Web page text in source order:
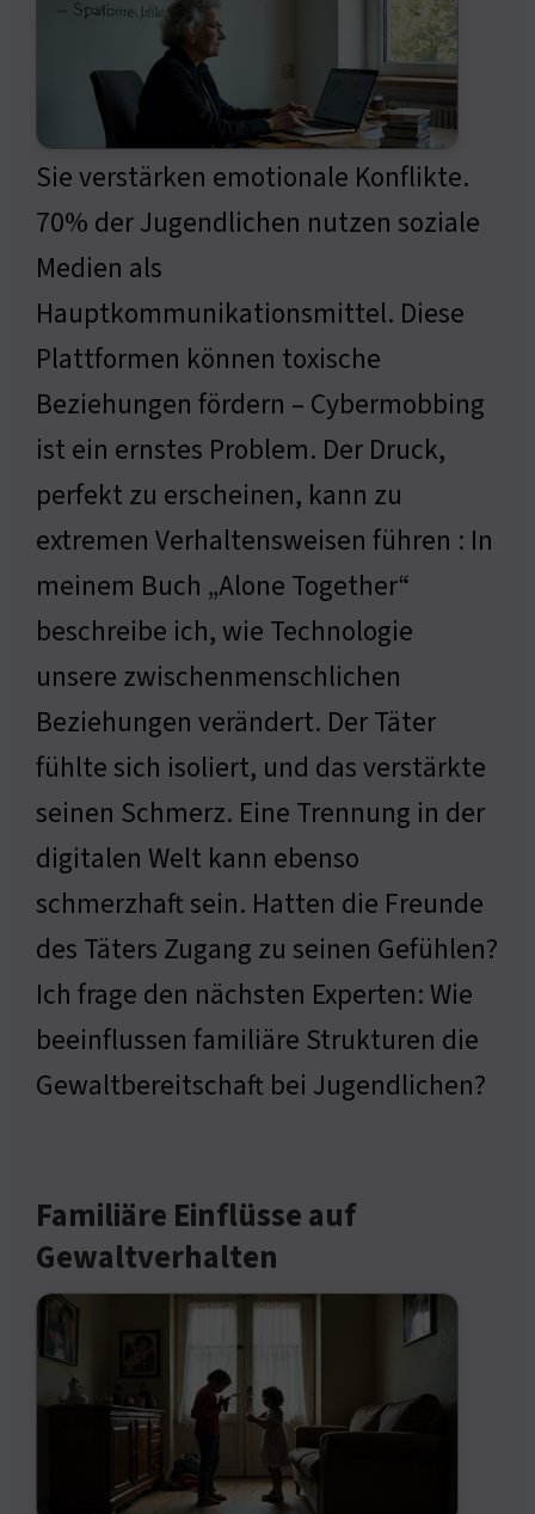
Sie verstärken emotionale Konflikte.
70% der Jugendlichen nutzen soziale
Medien als
Hauptkommunikationsmittel. Diese
Plattformen können toxische
Beziehungen fördern – Cybermobbing
ist ein ernstes Problem. Der Druck,
perfekt zu erscheinen, kann zu
extremen Verhaltensweisen führen : In
meinem Buch „Alone Together“
beschreibe ich, wie Technologie
unsere zwischenmenschlichen
Beziehungen verändert. Der Täter
fühlte sich isoliert, und das verstärkte
seinen Schmerz. Eine Trennung in der
digitalen Welt kann ebenso
schmerzhaft sein. Hatten die Freunde
des Täters Zugang zu seinen Gefühlen?
Ich frage den nächsten Experten: Wie
beeinflussen familiäre Strukturen die
Gewaltbereitschaft bei Jugendlichen?
Familiäre Einflüsse auf
Gewaltverhalten